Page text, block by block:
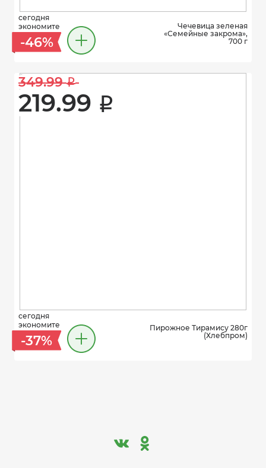
сегодня
экономите
-46%
Чечевица зеленая
«Семейные закрома»,
700 г
349.99 i
219.99 i
сегодня
экономите
-37%
Пирожное Тирамису 280г
(Хлебпром)